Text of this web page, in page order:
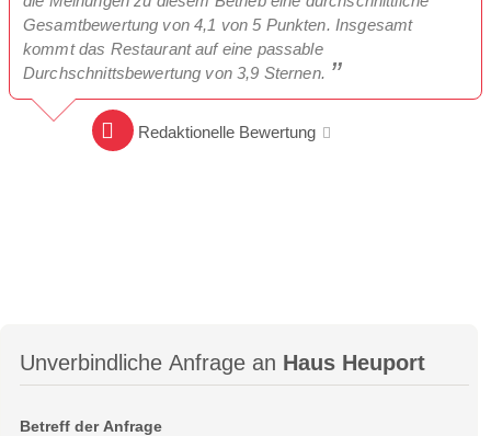
Gesamtbewertung von 4,1 von 5 Punkten. Insgesamt
kommt das Restaurant auf eine passable
Durchschnittsbewertung von 3,9 Sternen.
Redaktionelle Bewertung
Unverbindliche Anfrage an Haus Heuport
Betreff der Anfrage